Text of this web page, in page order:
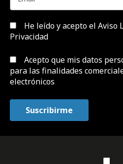
He leído y acepto el Aviso
Privacidad
Acepto que mis datos
para las finalidades
electrónicos